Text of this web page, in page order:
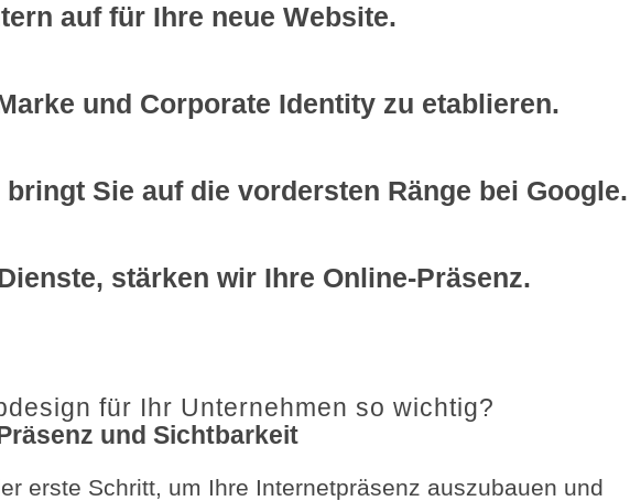
auf für Ihre neue Website.
und Corporate Identity zu etablieren.
Sie auf die vordersten Ränge bei Google.
stärken wir Ihre Online-Präsenz.
für Ihr Unternehmen so wichtig?
und Sichtbarkeit
erste Schritt, um Ihre Internetpräsenz auszubauen und